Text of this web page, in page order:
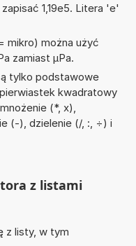
1,19e5. Litera 'e'
mikro) można użyć
zamiast µPa.
tylko podstawowe
kwadratowy
(*, x),
(-), dzielenie (/, :, ÷) i
z listami
z listy, w tym